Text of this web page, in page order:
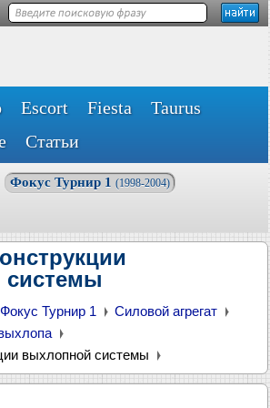
Escort Fiesta
Taurus
Статьи
Фокус Турнир 1 (1998-2004)
Фокус Турнир 1
Силовой агрегат
выхлопной системы